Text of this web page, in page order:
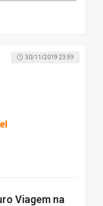
Viagem na
30/11/2019 23:59